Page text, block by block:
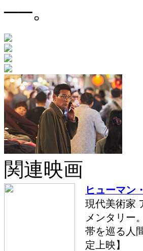
──。
関連映画
ヒューマン
現代美術家
メンタリー
帯を巡る人
定上映】